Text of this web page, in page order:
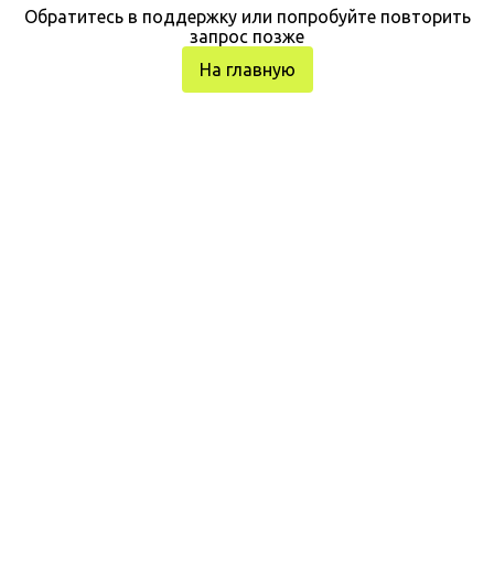
Обратитесь в поддержку или попробуйте повторить
запрос позже
На главную